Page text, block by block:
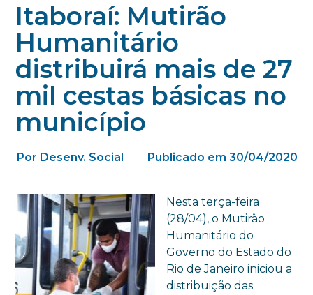
Itaboraí: Mutirão
Humanitário
distribuirá mais de 27
mil cestas básicas no
município
Por Desenv. Social Publicado em 30/04/2020
Nesta terça-feira
(28/04), o Mutirão
Humanitário do
Governo do Estado do
Rio de Janeiro iniciou a
distribuição das